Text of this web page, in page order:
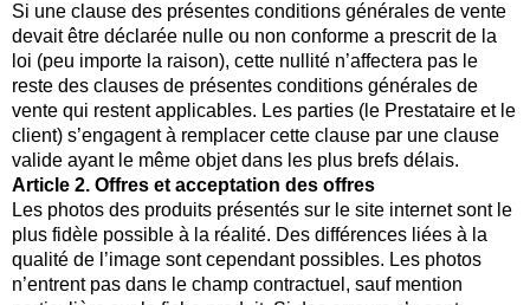
Si une clause des présentes conditions générales de vente
devait être déclarée nulle ou non conforme a prescrit de la
loi (peu importe la raison), cette nullité n’affectera pas le
reste des clauses de présentes conditions générales de
vente qui restent applicables. Les parties (le Prestataire et le
client) s’engagent à remplacer cette clause par une clause
valide ayant le même objet dans les plus brefs délais.
Article 2. Offres et acceptation des offres
Les photos des produits présentés sur le site internet sont le
plus fidèle possible à la réalité. Des différences liées à la
qualité de l’image sont cependant possibles. Les photos
n’entrent pas dans le champ contractuel, sauf mention